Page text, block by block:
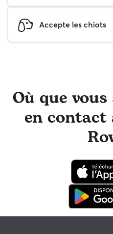
Accepte les chiots
Où que vous
en contact